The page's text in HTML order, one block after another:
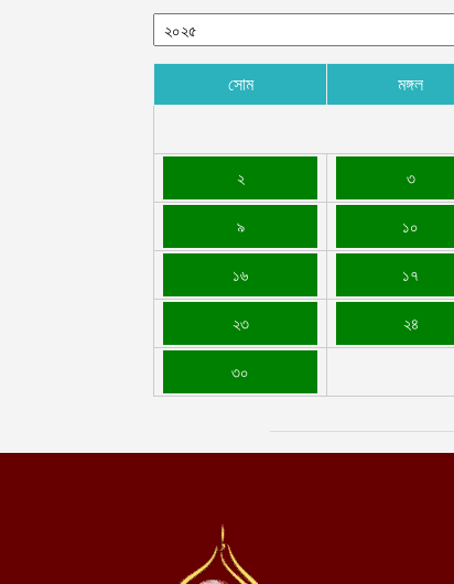
সোম মঙ্গল
২ ৩
৯ ১০
১৬ ১৭
২৩ ২৪
৩০